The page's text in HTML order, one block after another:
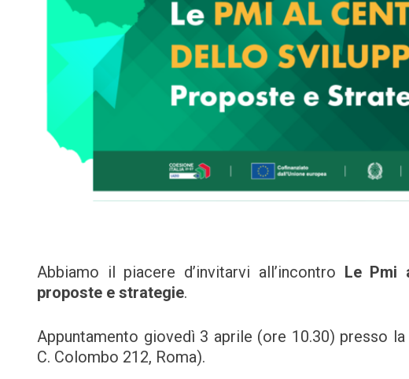
Abbiamo il piacere d’invitarvi all’incontro Le Pmi
proposte e strategie.
Appuntamento giovedì 3 aprile (ore 10.30) presso
C. Colombo 212, Roma).